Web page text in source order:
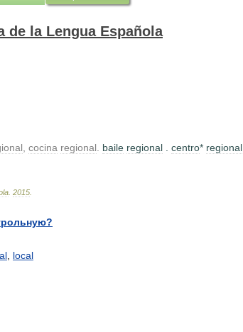
de la Lengua Española
cocina regional baile regional centro* regional
2015
local